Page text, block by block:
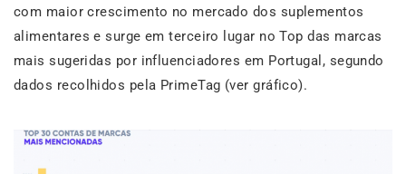
com maior crescimento no mercado dos suplementos
alimentares e surge em terceiro lugar no Top das marcas
mais sugeridas por influenciadores em Portugal, segundo
dados recolhidos pela PrimeTag (ver gráfico).